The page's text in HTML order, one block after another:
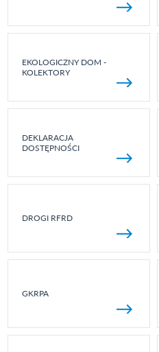
EKOLOGICZNY DOM -
KOLEKTORY
DEKLARACJA
DOSTĘPNOŚCI
DROGI RFRD
GKRPA